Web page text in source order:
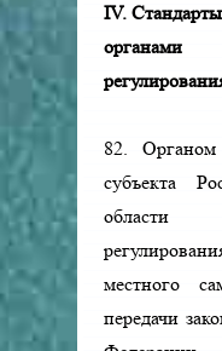
IV.
органами
82. Органом
субъекта
области
местного
передачи